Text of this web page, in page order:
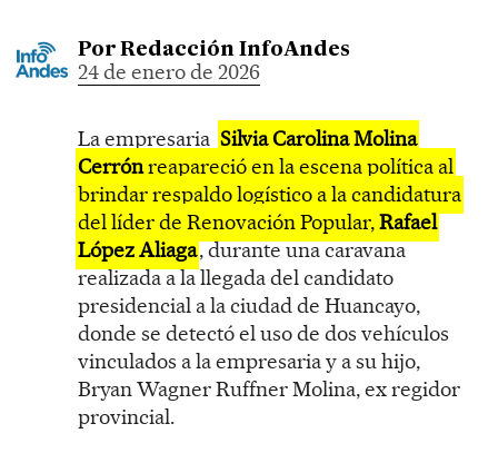
Por Redacción InfoAndes
24 de enero de 2026
La empresaria Silvia Carolina Molina
Cerrónreapareció en la escena política al
brindar respaldo logístico a la candidatura
del líder de Renovación Popular,Rafael
López Aliaga, durante una caravana
realizada a la llegada del candidato
presidencial a la ciudad de Huancayo,
donde se detectó el uso de dos vehículos
vinculados a la empresaria y a su hijo,
Bryan Wagner Ruffner Molina, ex regidor
provincial.